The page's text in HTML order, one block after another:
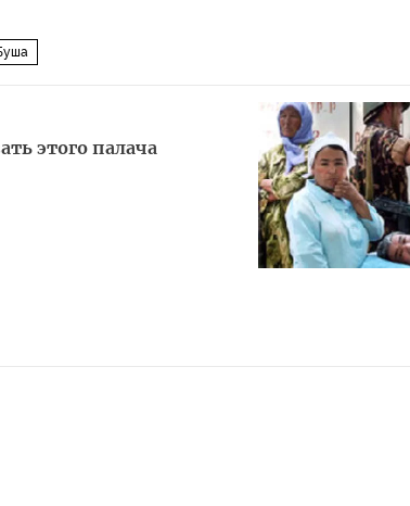
этого палача